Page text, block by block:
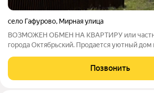
село Гафурово, Мирная улица
ВОЗМОЖЕН ОБМЕН НА КВАРТИРУ или
города Октябрьский. Продается уютный
кв.м, расположенный на просторном
кв.м. Дом состоит из 3 комнат,
Позвонить